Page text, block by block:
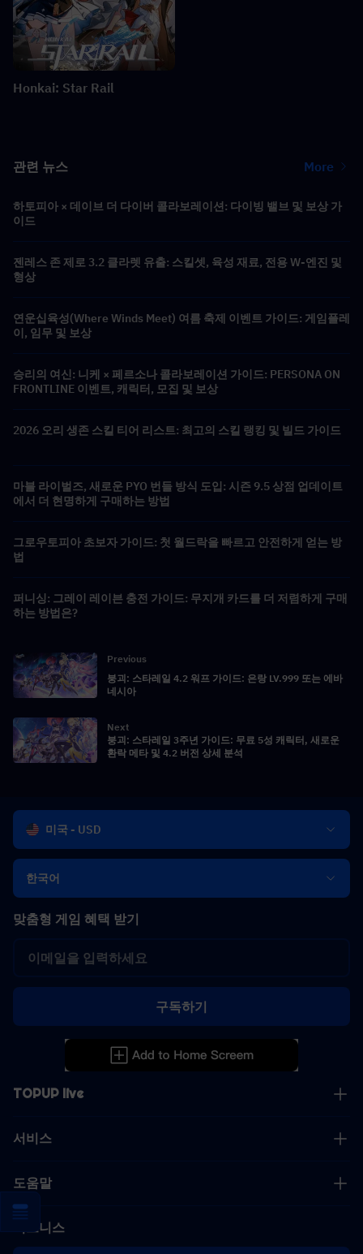
Honkai: Star Rail
관련 뉴스 More
하토피아 × 데이브 더 다이버 콜라보레이션: 다이빙 밸브 및 보상 가
이드
젠레스 존 제로 3.2 클라렛 유출: 스킬셋, 육성 재료, 전용 W-엔진 및
형상
연운십육성(Where Winds Meet) 여름 축제 이벤트 가이드: 게임플레
이, 임무 및 보상
승리의 여신: 니케 × 페르소나 콜라보레이션 가이드: PERSONA ON
FRONTLINE 이벤트, 캐릭터, 모집 및 보상
2026 오리 생존 스킬 티어 리스트: 최고의 스킬 랭킹 및 빌드 가이드
마블 라이벌즈, 새로운 PYO 번들 방식 도입: 시즌 9.5 상점 업데이트
에서 더 현명하게 구매하는 방법
그로우토피아 초보자 가이드: 첫 월드락을 빠르고 안전하게 얻는 방
법
퍼니싱: 그레이 레이븐 충전 가이드: 무지개 카드를 더 저렴하게 구매
하는 방법은?
Previous
붕괴: 스타레일 4.2 워프 가이드: 은랑 LV.999 또는 에바
네시아
Next
붕괴: 스타레일 3주년 가이드: 무료 5성 캐릭터, 새로운
환락 메타 및 4.2 버전 상세 분석
미국 - USD
한국어
TOPUP live
서비스
도움말
비즈니스
맞춤형 게임 혜택 받기
구독하기